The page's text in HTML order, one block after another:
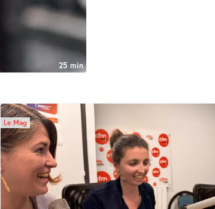
25 min
Le Mag